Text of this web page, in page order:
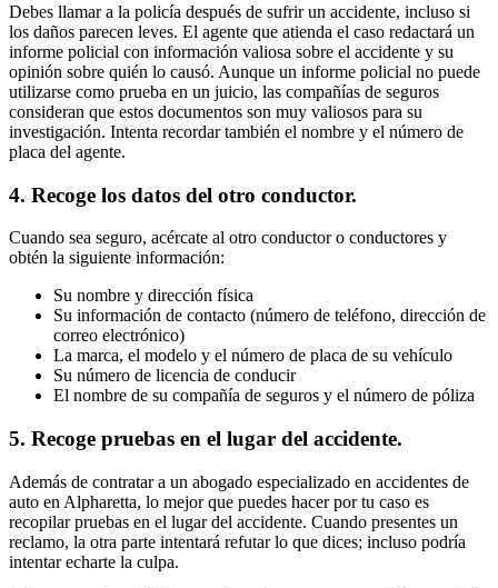
Debes llamar a la policía después de sufrir un accidente, incluso si
los daños parecen leves. El agente que atienda el caso redactará un
informe policial con información valiosa sobre el accidente y su
opinión sobre quién lo causó. Aunque un informe policial no puede
utilizarse como prueba en un juicio, las compañías de seguros
consideran que estos documentos son muy valiosos para su
investigación. Intenta recordar también el nombre y el número de
placa del agente.
4. Recoge los datos del otro conductor.
Cuando sea seguro, acércate al otro conductor o conductores y
obtén la siguiente información:
Su nombre y dirección física
Su información de contacto (número de teléfono, dirección de
correo electrónico)
La marca, el modelo y el número de placa de su vehículo
Su número de licencia de conducir
El nombre de su compañía de seguros y el número de póliza
5. Recoge pruebas en el lugar del accidente.
Además de contratar a un abogado especializado en accidentes de
auto en Alpharetta, lo mejor que puedes hacer por tu caso es
recopilar pruebas en el lugar del accidente. Cuando presentes un
reclamo, la otra parte intentará refutar lo que dices; incluso podría
intentar echarte la culpa.